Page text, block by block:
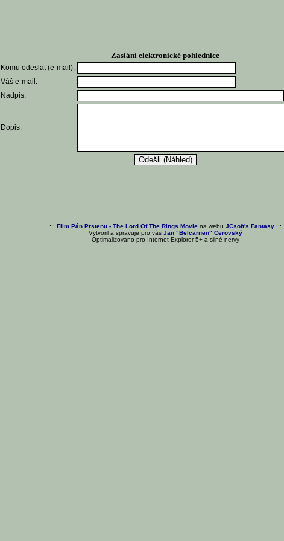
Zaslání elektronické pohlednice
Komu odeslat (e-mail):
Váš e-mail:
Nadpis:
Dopis:
...::: Film Pán Prstenu - The Lord Of The Rings Moviena webu JCsoft's Fantasy:::...
Vytvoril a spravuje pro vás Jan "Belcarnen" Cerovský
Optimalizováno pro Internet Explorer 5+ a silné nervy